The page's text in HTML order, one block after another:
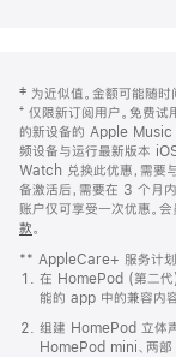
页
页
脚
注
‡ 为近似值。金额可能随时
⁺ 仅限新订阅用户。免费
的新设备的 Apple Music
频设备与运行最新版本
Watch 兑换此优惠，需要
备激活后，需要在 3 个月
账户仅可享受一次优惠。
款。
窗
口
中
打
开)
** AppleCare+ 服务计划
在 HomePod (第二代
能的 app 中的兼容内
组建 HomePod 立体
HomePod mini、两